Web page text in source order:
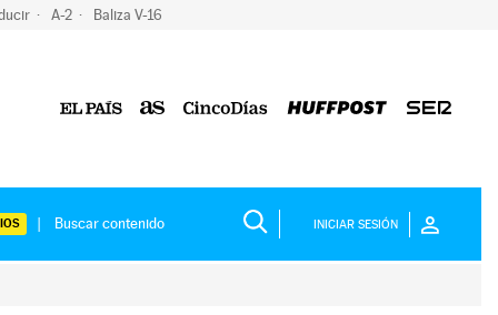
A-2 Baliza V-16
INICIAR SESIÓN